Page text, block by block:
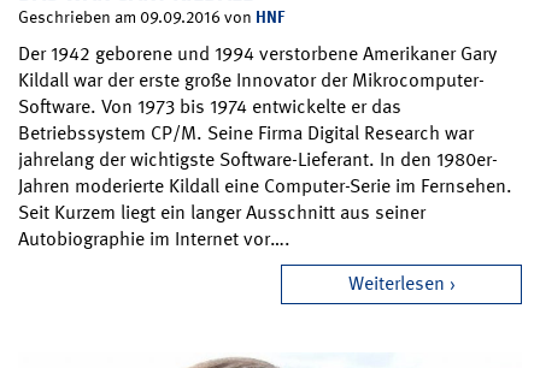
Geschrieben am 09.09.2016 von HNF
Der 1942 geborene und 1994 verstorbene Amerikaner Gary
Kildall war der erste große Innovator der Mikrocomputer-
Software. Von 1973 bis 1974 entwickelte er das
Betriebssystem CP/M. Seine Firma Digital Research war
jahrelang der wichtigste Software-Lieferant. In den 1980er-
Jahren moderierte Kildall eine Computer-Serie im Fernsehen.
Seit Kurzem liegt ein langer Ausschnitt aus seiner
Autobiographie im Internet vor….
Weiterlesen